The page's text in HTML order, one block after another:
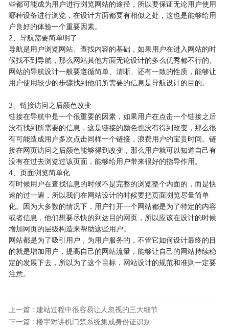
些都可能成为用户进行浏览网站的途径，所以要保证无论用户使用
哪种设备进行浏览，在设计方面都要有相似之处，这也是能够给用
户良好的体验一个重要因素。
2、导航需要简单明了
导航是用户浏览网站、查找内容的基础，如果用户在进入网站的时
候找不到导航，那么网站其他方面无论设计的多么优秀都不行的。
网站的导航设计一般要遵循简单、清晰、还有一致的性质，能够让
用户使用较少的步骤找到他们所需要的信息是导航设计的目的。
3、链接访问之后颜色改变
链接在导航中是一个很重要的因素，如果用户在点击一个链接之后
没有找到所需要的信息，这是链接的颜色也没有得到改变，那么很
有可能造成用户多次点击同样一个链接，浪费用户的宝贵时间。链
接在网页访问之后颜色能够得到改变，那么用户就可以知道自己有
没有在过去浏览过该页面，能够给用户带来很好的指导作用。
4、页面浏览简单化
有时候用户在查找信息的时候不是完整的浏览整个内面的，而是快
速的过一遍，所以我们在网站设计的时候要把页面浏览尽量简单
化。因为大多数的情况下，用户打开一个网站都是为了特定的内容
或者信息，他们想要尽快的到达目的网页，所以应该在设计的时候
增加网页的层级构造来帮助这些用户。
网站都是为了吸引用户，为用户服务的，不管它如何设计最终的目
的就是增加用户，提高自己的网站流量，能够让自己的网站持续稳
定的发展下去，所以为了这个目标，网站设计的规范和准则一定要
注意。
上一篇 : 建站过程中很容易让人忽视的三大细节
下一篇 : 楼宇对讲机门禁系统集成身份证识别